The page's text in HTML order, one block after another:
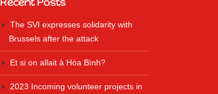
The SVI expresses solidarity with
Brussels after the attack
Et si on allait à Hòa Bình?
2023 Incoming volunteer projects in